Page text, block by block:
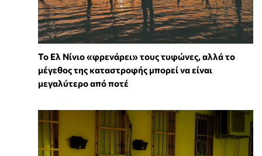
Το Ελ Νίνιο «φρενάρει» τους τυφώνες, αλλά το
μέγεθος της καταστροφής μπορεί να είναι
μεγαλύτερο από ποτέ